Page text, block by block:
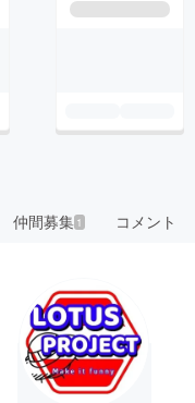
仲間募集 1 コメント